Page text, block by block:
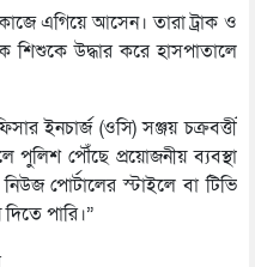
এগিয়ে আসেন। তারা ট্রাক ও
উদ্ধার করে হাসপাতালে
ইনচার্জ (ওসি) সঞ্জয় চক্রবর্ত্তী
পুলিশ পৌঁছে প্রয়োজনীয় ব্যবস্থা
পোর্টালের স্টাইলে বা টিভি
পারি।”